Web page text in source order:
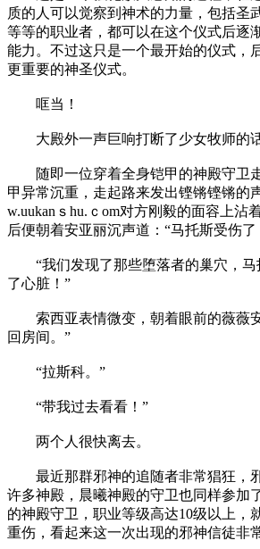
质的人可以觉察到神术的力量，包括圣
等等的职业者，都可以在这个仪式后逐
能力。不过这只是一个最开始的仪式，
更重要的神圣仪式。
哐当！
大殿外一声巨响打断了少女牧师的话
随即一位穿着全身铠甲的神殿守卫
甲异常沉重，走起路来发出铿锵铿锵的
w.uukanｓhu.ｃom对方刚毅的面容上沾
后便朝着安亚丽沉声道：“马托斯受伤了
“我们发现了那些堕落者的巢穴，马
了心脏！”
索西亚表情微变，朝着眼前的薇薇
回房间。”
“拉斯科。”
“带我过去看看！”
两个人很快离去。
最近那群邪神的追随者非常猖狂，
许多神殿，晨曦神殿的守卫也同样参加
的神殿守卫，职业等级高达10级以上，
重伤，看起来这一次出现的邪神信徒非